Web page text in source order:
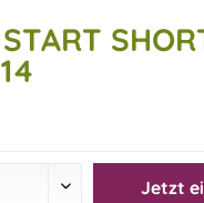
Jetzt